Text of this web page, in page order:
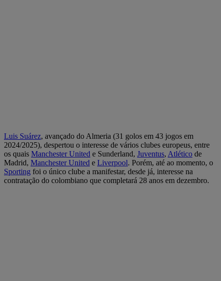
Luis Suárez, avançado do Almeria (31 golos em 43 jogos em
2024/2025), despertou o interesse de vários clubes europeus, entre
os quais Manchester United e Sunderland, Juventus, Atlético de
Madrid, Manchester United e Liverpool. Porém, até ao momento, o
Sporting foi o único clube a manifestar, desde já, interesse na
contratação do colombiano que completará 28 anos em dezembro.